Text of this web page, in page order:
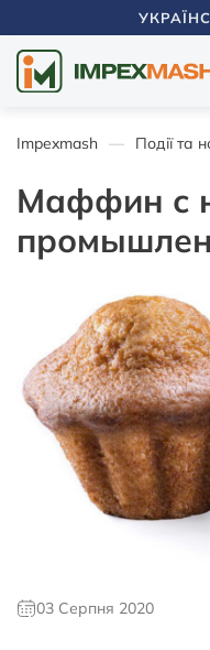
Impexmash Події та
Маффин с
03 Серпня 2020